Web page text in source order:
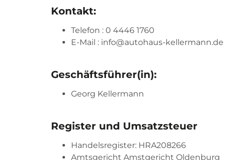
Kontakt:
Telefon : 0 4446 1760
E-Mail : info@autohaus-kellermann.de
Geschäftsführer(in):
Georg Kellermann
Register und Umsatzsteuer
Handelsregister: HRA208266
Amtsgericht Amstgericht Oldenburg